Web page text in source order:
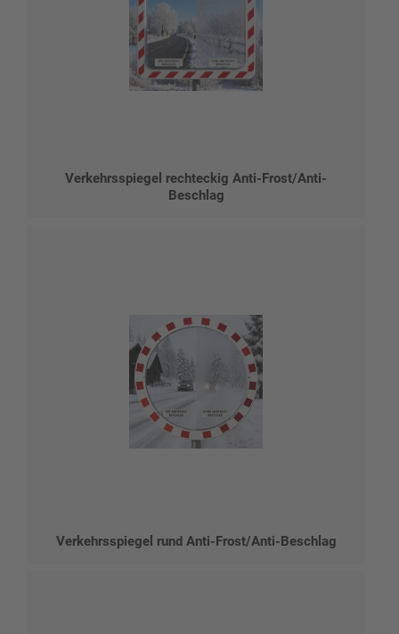
Verkehrsspiegel rechteckig Anti-Frost/Anti-
Beschlag
Verkehrsspiegel rund Anti-Frost/Anti-Beschlag